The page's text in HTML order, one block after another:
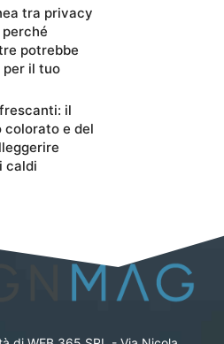
tra privacy
potrebbe
per il tuo
il
e del
caldi